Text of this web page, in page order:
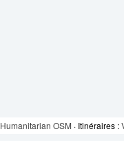
Humanitarian OSM · Itinéraires :